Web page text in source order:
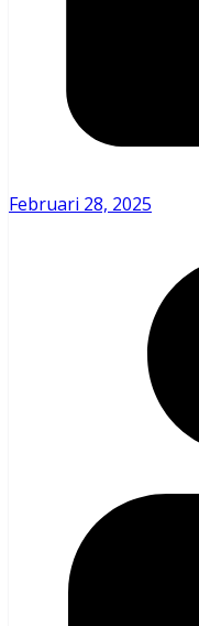
Februari 28, 2025